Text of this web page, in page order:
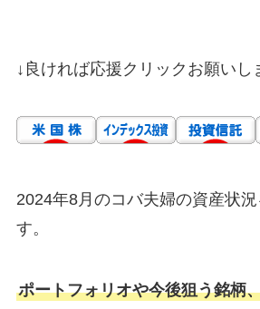
↓良ければ応援クリックお願いし
2024年8月のコバ夫婦の資産状
す。
ポートフォリオや今後狙う銘柄